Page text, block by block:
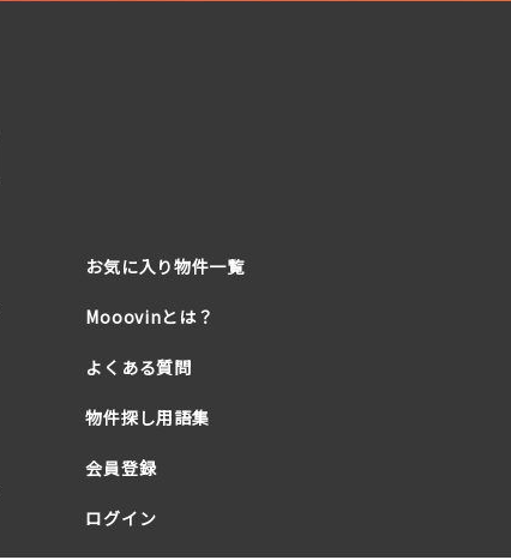
お気に入り物件一覧
Mooovinとは？
よくある質問
物件探し用語集
会員登録
ログイン